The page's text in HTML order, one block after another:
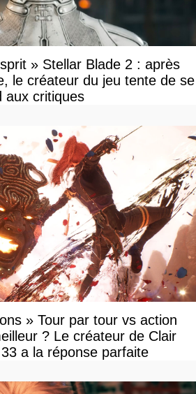
» Stellar Blade 2 : après
le créateur du jeu tente de se
aux critiques
» Tour par tour vs action
? Le créateur de Clair
a la réponse parfaite